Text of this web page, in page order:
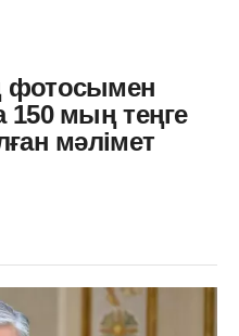
фотосымен
150 мың теңге
мәлімет